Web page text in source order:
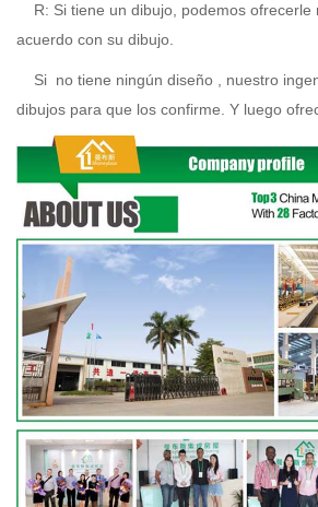
R: Si tiene un dibujo, podemos ofrecerle
acuerdo con su dibujo.
Si no tiene ningún diseño , nuestro
dibujos para que los confirme. Y luego